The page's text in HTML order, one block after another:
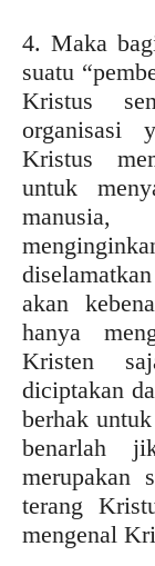
4. Maka
suatu
Kristus
organisasi
Kristus
untuk
manusia,
akan
hanya
Kristen
diciptakan
berhak
benarlah
merupakan
terang
mengenal